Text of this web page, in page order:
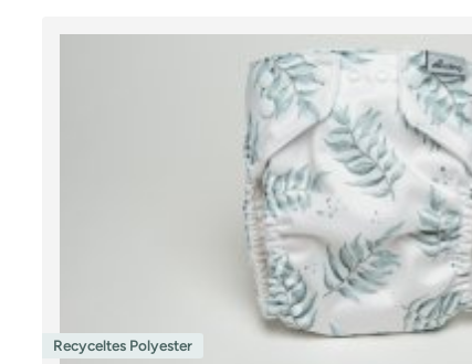
Recyceltes Polyester